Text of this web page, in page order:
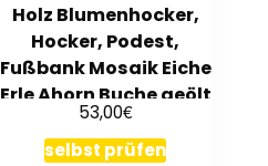
Holz Blumenhocker,
Hocker, Podest,
Fußbank Mosaik Eiche
Erle Ahorn Buche geölt
53,00€
selbst prüfen